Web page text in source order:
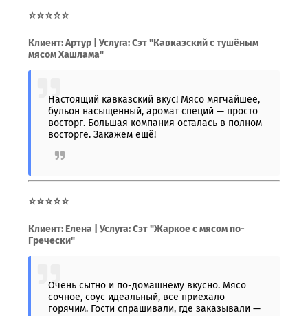
⭐⭐⭐⭐⭐
Клиент: Артур | Услуга: Сэт "Кавказский с тушёным
мясом Хашлама"
Настоящий кавказский вкус! Мясо мягчайшее,
бульон насыщенный, аромат специй — просто
восторг. Большая компания осталась в полном
восторге. Закажем ещё!
⭐⭐⭐⭐⭐
Клиент: Елена | Услуга: Сэт "Жаркое с мясом по-
Гречески"
Очень сытно и по-домашнему вкусно. Мясо
сочное, соус идеальный, всё приехало
горячим. Гости спрашивали, где заказывали —